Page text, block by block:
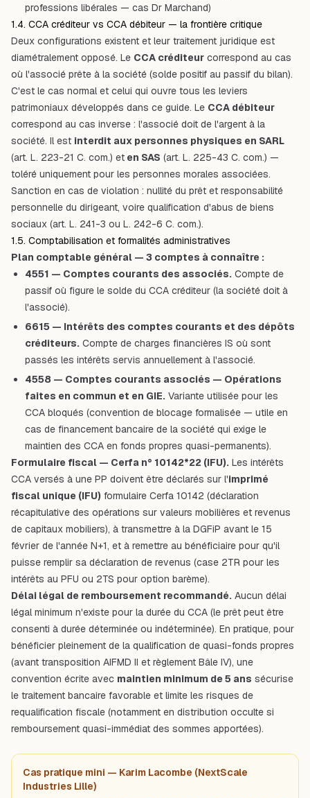
professions libérales — cas Dr Marchand)
1.4. CCA créditeur vs CCA débiteur — la frontière critique
Deux configurations existent et leur traitement juridique est
diamétralement opposé. Le CCA créditeur correspond au cas
où l'associé prête à la société (solde positif au passif du bilan).
C'est le cas normal et celui qui ouvre tous les leviers
patrimoniaux développés dans ce guide. Le CCA débiteur
correspond au cas inverse : l'associé doit de l'argent à la
société. Il est interdit aux personnes physiques en SARL
(art. L. 223-21 C. com.) et en SAS (art. L. 225-43 C. com.) —
toléré uniquement pour les personnes morales associées.
Sanction en cas de violation : nullité du prêt et responsabilité
personnelle du dirigeant, voire qualification d'abus de biens
sociaux (art. L. 241-3 ou L. 242-6 C. com.).
1.5. Comptabilisation et formalités administratives
Plan comptable général — 3 comptes à connaître :
4551 — Comptes courants des associés. Compte de
passif où figure le solde du CCA créditeur (la société doit à
l'associé).
6615 — Intérêts des comptes courants et des dépôts
créditeurs. Compte de charges financières IS où sont
passés les intérêts servis annuellement à l'associé.
4558 — Comptes courants associés — Opérations
faites en commun et en GIE. Variante utilisée pour les
CCA bloqués (convention de blocage formalisée — utile en
cas de financement bancaire de la société qui exige le
maintien des CCA en fonds propres quasi-permanents).
Formulaire fiscal — Cerfa n° 10142*22 (IFU). Les intérêts
CCA versés à une PP doivent être déclarés sur l'imprimé
fiscal unique (IFU) formulaire Cerfa 10142 (déclaration
récapitulative des opérations sur valeurs mobilières et revenus
de capitaux mobiliers), à transmettre à la DGFiP avant le 15
février de l'année N+1, et à remettre au bénéficiaire pour qu'il
puisse remplir sa déclaration de revenus (case 2TR pour les
intérêts au PFU ou 2TS pour option barème).
Délai légal de remboursement recommandé. Aucun délai
légal minimum n'existe pour la durée du CCA (le prêt peut être
consenti à durée déterminée ou indéterminée). En pratique, pour
bénéficier pleinement de la qualification de quasi-fonds propres
(avant transposition AIFMD II et règlement Bâle IV), une
convention écrite avec maintien minimum de 5 ans sécurise
le traitement bancaire favorable et limite les risques de
requalification fiscale (notamment en distribution occulte si
remboursement quasi-immédiat des sommes apportées).
Cas pratique mini — Karim Lacombe (NextScale
Industries Lille)